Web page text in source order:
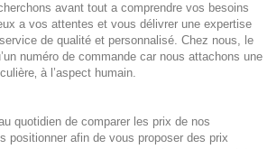
avant tout a comprendre vos besoins
a vos attentes et vous délivrer une expertise
de qualité et personnalisé. Chez nous, le
numéro de commande car nous attachons une
à l’aspect humain.
quotidien de comparer les prix de nos
positionner afin de vous proposer des prix